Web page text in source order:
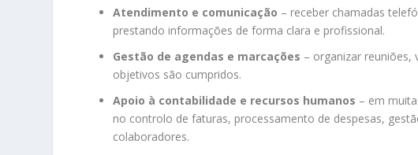
Atendimento e comunicação – receber chamadas
prestando informações de forma clara e profissional.
Gestão de agendas e marcações – organizar reuniões,
objetivos são cumpridos.
Apoio à contabilidade e recursos humanos – em
no controlo de faturas, processamento de despesas,
colaboradores.